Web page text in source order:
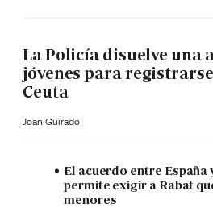
La Policía disuelve una
jóvenes para
Ceuta
Joan Guirado
El acuerdo entre España
permite exigir a Rabat
menores